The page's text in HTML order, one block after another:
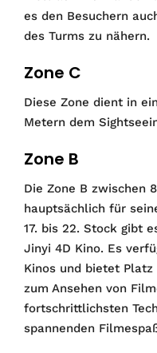
es den Besuchern
des Turms zu nähern.
Zone C
Diese Zone dient in
Metern dem
Zone B
Die Zone B zwischen
hauptsächlich für
17. bis 22. Stock gibt
Jinyi 4D Kino. Es
Kinos und bietet
zum Ansehen von
fortschrittlichsten
spannenden